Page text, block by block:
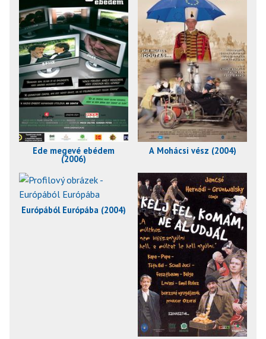
Ede megevé ebédem
(2006)
A Mohácsi vész (2004)
Európából Európába (2004)